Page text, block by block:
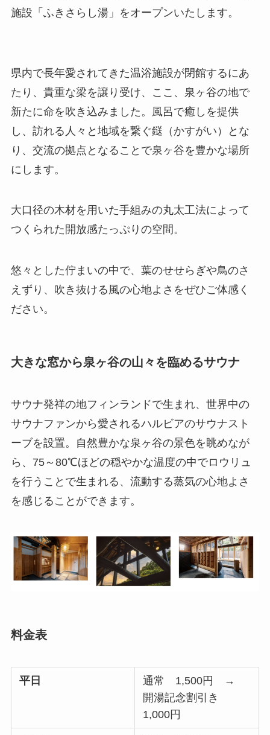
施設「ふきさらし湯」をオープンいたします。
県内で長年愛されてきた温浴施設が閉館するにあ
たり、貴重な梁を譲り受け、ここ、泉ヶ谷の地で
新たに命を吹き込みました。風呂で癒しを提供
し、訪れる人々と地域を繋ぐ鎹（かすがい）とな
り、交流の拠点となることで泉ヶ谷を豊かな場所
にします。
大口径の木材を用いた手組みの丸太工法によって
つくられた開放感たっぷりの空間。
悠々とした佇まいの中で、葉のせせらぎや鳥のさ
えずり、吹き抜ける風の心地よさをぜひご体感く
ださい。
大きな窓から泉ヶ谷の山々を臨めるサウナ
サウナ発祥の地フィンランドで生まれ、世界中の
サウナファンから愛されるハルビアのサウナスト
ーブを設置。自然豊かな泉ヶ谷の景色を眺めなが
ら、75～80℃ほどの穏やかな温度の中でロウリュ
を行うことで生まれる、流動する蒸気の心地よさ
を感じることができます。
料金表
平日
通常 1,500円 →
開湯記念割引き
1,000円